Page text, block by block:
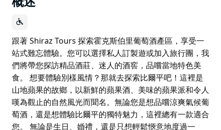
跟著 Shiraz Tours 探索霍克斯伯里葡萄酒產區，享受一
站式難忘體驗。您可以選擇私人訂製遊或加入旅行團，我
們將帶您探訪精品酒莊、迷人的酒窖，品嚐當地特色美
食。 想要體驗別樣風情？那就去探索比爾平吧！這裡是
山地蘋果的故鄉，以新鮮的蘋果酒、美味的蘋果派和令人
嘆為觀止的自然風光而聞名。無論您是想品嚐涼爽氣候葡
萄酒，還是想體驗比爾平的獨特魅力，這裡總有一款適合
您。 無論是生日、婚禮，還是只想輕鬆愜意地度過一